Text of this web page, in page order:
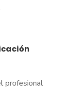
profesional